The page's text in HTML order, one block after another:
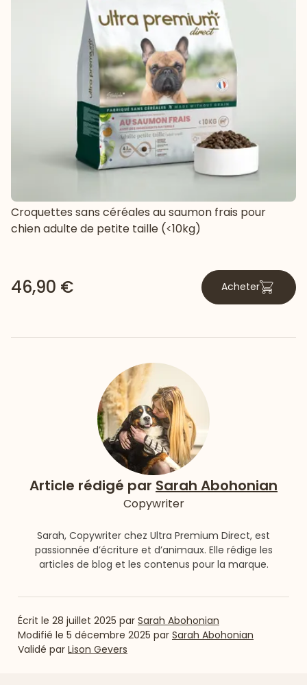
Croquettes sans céréales au saumon frais pour
chien adulte de petite taille (<10kg)
46,90 € Acheter
Article rédigé par Sarah Abohonian
Copywriter
Sarah, Copywriter chez Ultra Premium Direct, est
passionnée d’écriture et d’animaux. Elle rédige les
articles de blog et les contenus pour la marque.
Écrit le 28 juillet 2025 par Sarah Abohonian
Modifié le 5 décembre 2025 par Sarah Abohonian
Validé par Lison Gevers